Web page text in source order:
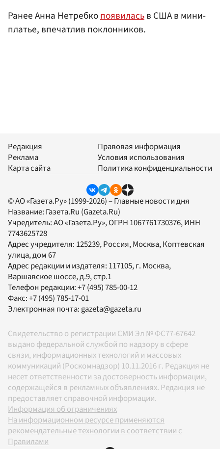
Ранее Анна Нетребкопоявиласьв США в мини-
платье, впечатлив поклонников.
Редакция
Реклама
Карта сайта
Правовая информация
Условия использования
Политика конфиденциальности
© АО «Газета.Ру» (1999-2026) – Главные новости дня
Название: Газета.Ru (Gazeta.Ru)
Учредитель:АО «Газета.Ру», ОГРН 1067761730376, ИНН
7743625728
Адрес учредителя: 125239, Россия, Москва, Коптевская
улица, дом 67
Адрес редакции и издателя: 117105, г. Москва,
Варшавское шоссе, д.9, стр.1
Телефон редакции:+7 (495) 785-00-12
Факс:+7 (495) 785-17-01
Электронная почта: gazeta@gazeta.ru
Свидетельство о регистрации СМИ Эл № ФС77-67642
выдано федеральной службой по надзору в сфере
связи, информационных технологий и массовых
коммуникаций (Роскомнадзор) 10.11.2016 г. Редакция не
несет ответственности за достоверность информации,
содержащейся в рекламных объявлениях. Редакция не
предоставляет справочной информации.
Информация об ограничениях
На информационном ресурсе применяются
рекомендательные технологии в соответствии с
Правилами